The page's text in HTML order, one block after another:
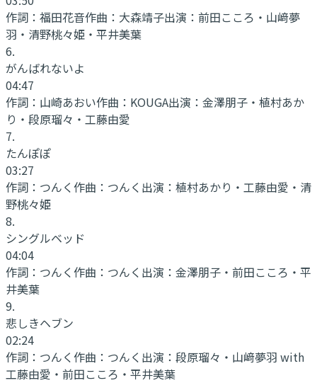
作詞： 福田花音作曲： 大森靖子出演： 前田こころ・山﨑夢
羽・清野桃々姫・平井美葉
6.
がんばれないよ
04:47
作詞： 山崎あおい作曲： KOUGA出演： 金澤朋子・植村あか
り・段原瑠々・工藤由愛
7.
たんぽぽ
03:27
作詞： つんく作曲： つんく 出演： 植村あかり・工藤由愛・清
野桃々姫
8.
シングルベッド
04:04
作詞： つんく作曲： つんく 出演： 金澤朋子・前田こころ・平
井美葉
9.
悲しきヘブン
02:24
作詞： つんく作曲： つんく 出演： 段原瑠々・山﨑夢羽 with
工藤由愛・前田こころ・平井美葉